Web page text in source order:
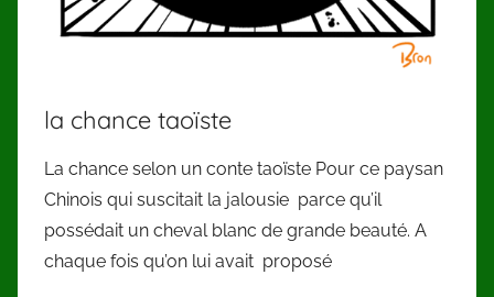
la chance taoïste
La chance selon un conte taoïste Pour ce paysan
Chinois qui suscitait la jalousie parce qu’il
possédait un cheval blanc de grande beauté. A
chaque fois qu’on lui avait proposé